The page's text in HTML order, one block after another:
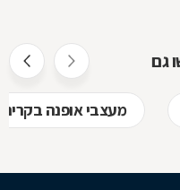
גם
מעצבי אופנה בקרית